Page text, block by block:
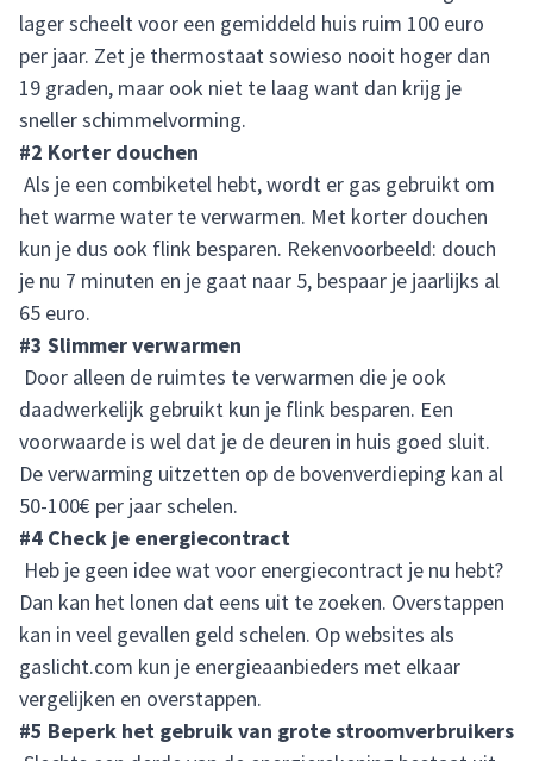
lager scheelt voor een gemiddeld huis ruim 100 euro
per jaar. Zet je thermostaat sowieso nooit hoger dan
19 graden, maar ook niet te laag want dan krijg je
sneller schimmelvorming.
#2 Korter douchen
Als je een combiketel hebt, wordt er gas gebruikt om
het warme water te verwarmen. Met korter douchen
kun je dus ook flink besparen. Rekenvoorbeeld: douch
je nu 7 minuten en je gaat naar 5, bespaar je jaarlijks al
65 euro.
#3 Slimmer verwarmen
Door alleen de ruimtes te verwarmen die je ook
daadwerkelijk gebruikt kun je flink besparen. Een
voorwaarde is wel dat je de deuren in huis goed sluit.
De verwarming uitzetten op de bovenverdieping kan al
50-100€ per jaar schelen.
#4 Check je energiecontract
Heb je geen idee wat voor energiecontract je nu hebt?
Dan kan het lonen dat eens uit te zoeken. Overstappen
kan in veel gevallen geld schelen. Op websites als
gaslicht.com kun je energieaanbieders met elkaar
vergelijken en overstappen.
#5 Beperk het gebruik van grote stroomverbruikers